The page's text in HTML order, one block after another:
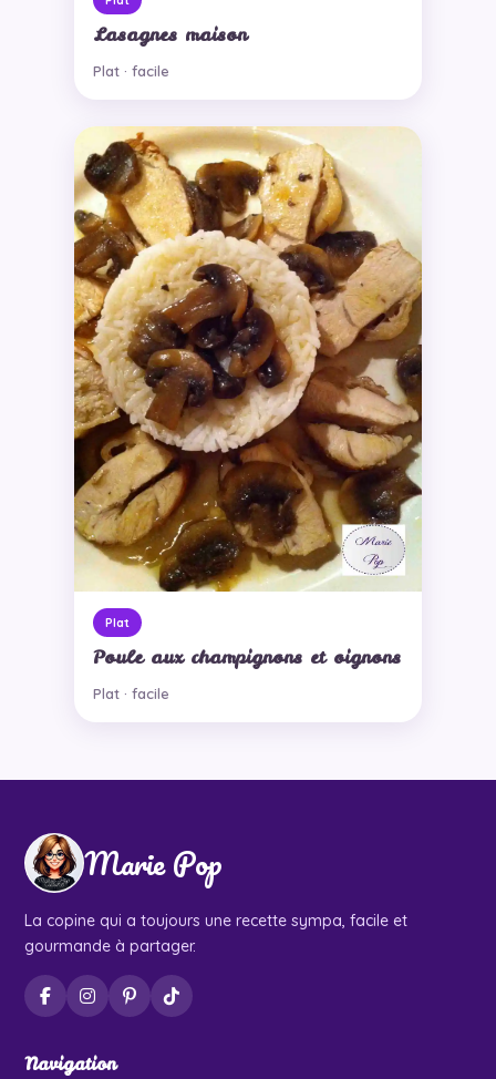
Lasagnes maison
Plat · facile
Plat
Poule aux champignons et oignons
Plat · facile
Marie Pop
La copine qui a toujours une recette sympa, facile et
gourmande à partager.
Navigation